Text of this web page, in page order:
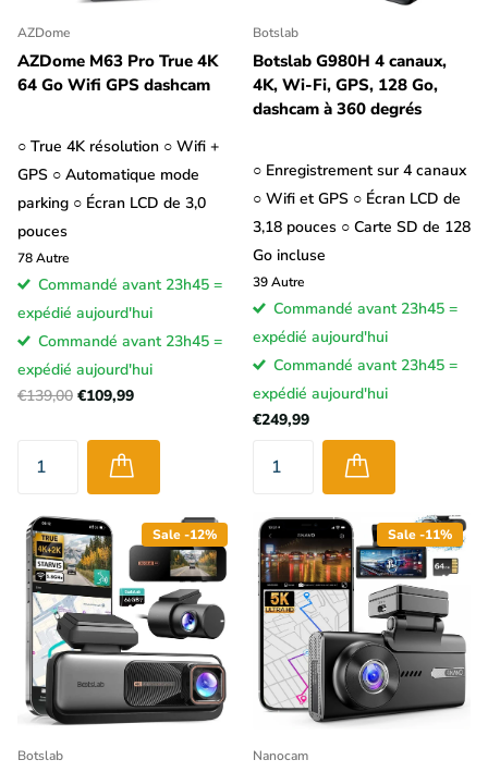
AZDome
AZDome M63 Pro True 4K
64 Go Wifi GPS dashcam
○ True 4K résolution ○ Wifi +
GPS ○ Automatique mode
parking ○ Écran LCD de 3,0
pouces
78Autre
Commandé avant 23h45 =
expédié aujourd'hui
Commandé avant 23h45 =
expédié aujourd'hui
€139,00 €109,99
Botslab
Botslab G980H 4 canaux,
4K, Wi-Fi, GPS, 128 Go,
dashcam à 360 degrés
○ Enregistrement sur 4 canaux
○ Wifi et GPS ○ Écran LCD de
3,18 pouces ○ Carte SD de 128
Go incluse
39Autre
Commandé avant 23h45 =
expédié aujourd'hui
Commandé avant 23h45 =
expédié aujourd'hui
€249,99
Sale -12%
Botslab
Sale -11%
Nanocam